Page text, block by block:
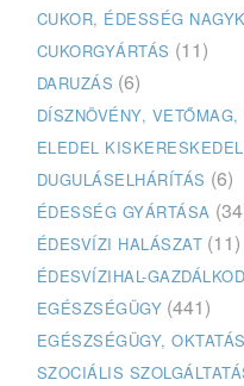
CUKOR, ÉDESSÉG
CUKORGYÁRTÁS (11)
DARUZÁS (6)
DÍSZNÖVÉNY,
ELEDEL
DUGULÁSELHÁRÍTÁS (6)
ÉDESSÉG GYÁRTÁSA
ÉDESVÍZI HALÁSZAT (11)
ÉDESVÍZIHAL-
EGÉSZSÉGÜGY (441)
EGÉSZSÉGÜGY,
SZOCIÁLIS